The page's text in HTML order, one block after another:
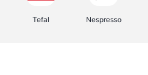
Tefal Nespresso